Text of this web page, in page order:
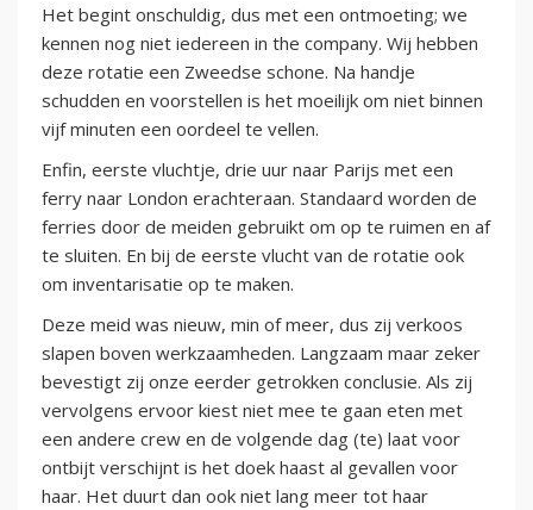
Het begint onschuldig, dus met een ontmoeting; we
kennen nog niet iedereen in the company. Wij hebben
deze rotatie een Zweedse schone. Na handje
schudden en voorstellen is het moeilijk om niet binnen
vijf minuten een oordeel te vellen.
Enfin, eerste vluchtje, drie uur naar Parijs met een
ferry naar London erachteraan. Standaard worden de
ferries door de meiden gebruikt om op te ruimen en af
te sluiten. En bij de eerste vlucht van de rotatie ook
om inventarisatie op te maken.
Deze meid was nieuw, min of meer, dus zij verkoos
slapen boven werkzaamheden. Langzaam maar zeker
bevestigt zij onze eerder getrokken conclusie. Als zij
vervolgens ervoor kiest niet mee te gaan eten met
een andere crew en de volgende dag (te) laat voor
ontbijt verschijnt is het doek haast al gevallen voor
haar. Het duurt dan ook niet lang meer tot haar